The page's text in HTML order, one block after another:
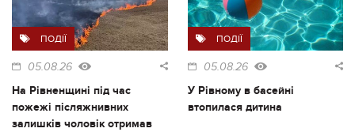
ПОДІЇ
05.08.26
На Рівненщині під час
пожежі післяжнивних
залишків чоловік отримав
ПОДІЇ
05.08.26
У Рівному в басейні
втопилася дитина